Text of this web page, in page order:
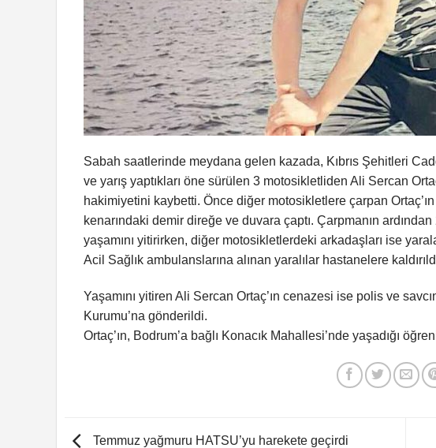
Sabah saatlerinde meydana gelen kazada, Kıbrıs Şehitleri
ve yarış yaptıkları öne sürülen 3 motosikletliden Ali Sercan
hakimiyetini kaybetti. Önce diğer motosikletlere çarpan
kenarındaki demir direğe ve duvara çaptı. Çarpmanın
yaşamını yitirirken, diğer motosikletlerdeki arkadaşları ise
Acil Sağlık ambulanslarına alınan yaralılar hastanelere
Yaşamını yitiren Ali Sercan Ortaç’ın cenazesi ise polis ve
Kurumu’na gönderildi.
Ortaç’ın, Bodrum’a bağlı Konacık Mahallesi’nde yaşadığı
Temmuz yağmuru HATSU’yu harekete geçirdi